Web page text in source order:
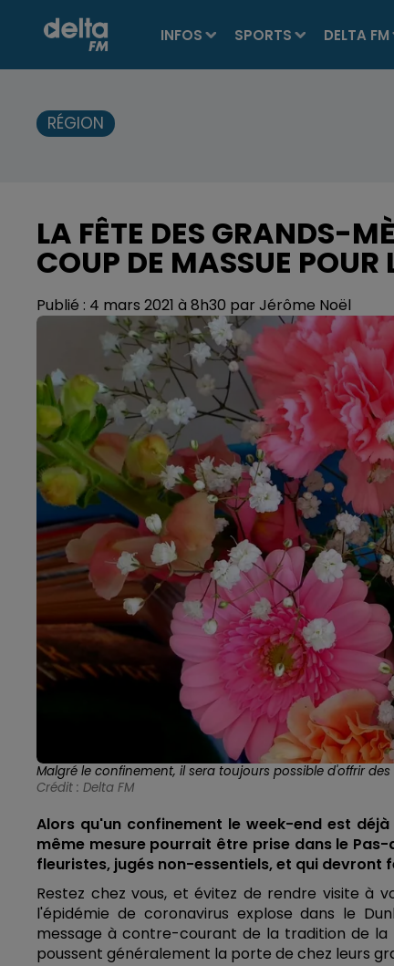
INFOS SPORTS DELTA FM
RÉGION
LA FÊTE DES GRANDS-
COUP DE MASSUE POUR
Publié : 4 mars 2021 à 8h30 par Jérôme Noël
Malgré le confinement, il sera toujours possible d'offrir
Crédit : Delta FM
Alors qu'un confinement le week-end est
même mesure pourrait être prise dans le
fleuristes, jugés non-essentiels, et qui
Restez chez vous, et évitez de rendre visite à
l'épidémie de coronavirus explose dans le
message à contre-courant de la tradition de
poussent généralement la porte de chez leurs